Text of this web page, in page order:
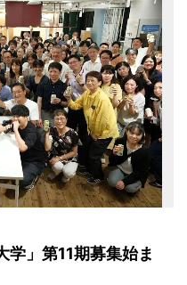
学」第11期募集始ま